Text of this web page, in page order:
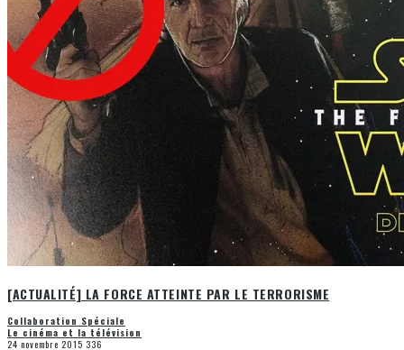
[ACTUALITÉ] LA FORCE ATTEINTE PAR LE TERRORISME
Collaboration Spéciale
Le cinéma et la télévision
24 novembre 2015 336